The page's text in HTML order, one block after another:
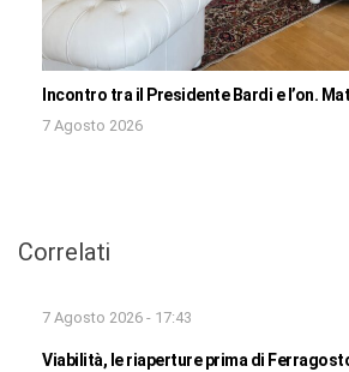
Incontro tra il Presidente Bardi e l’on.
7 Agosto 2026
Correlati
7 Agosto 2026 - 17:43
Viabilità, le riaperture prima di